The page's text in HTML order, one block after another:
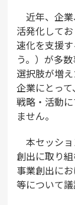
近年、企業
活発化して
速化を支援
う。）が多
選択肢が増
企業にとっ
戦略・活動
ません。
本セッショ
創出に取り
事業創出に
等について議